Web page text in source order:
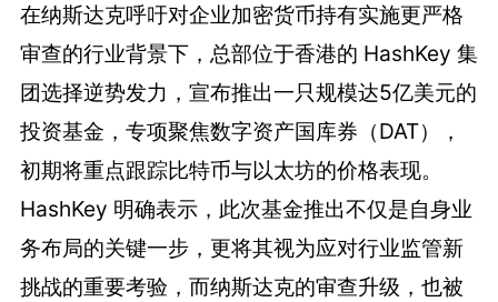
在纳斯达克呼吁对企业加密货币持有实施更严格
审查的行业背景下，总部位于香港的 HashKey 集
团选择逆势发力，宣布推出一只规模达5亿美元的
投资基金，专项聚焦数字资产国库券（DAT），
初期将重点跟踪比特币与以太坊的价格表现。
HashKey 明确表示，此次基金推出不仅是自身业
务布局的关键一步，更将其视为应对行业监管新
挑战的重要考验，而纳斯达克的审查升级，也被